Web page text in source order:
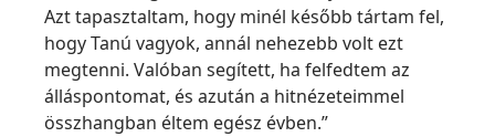
Azt tapasztaltam, hogy minél később tártam fel,
hogy Tanú vagyok, annál nehezebb volt ezt
megtenni. Valóban segített, ha felfedtem az
álláspontomat, és azután a hitnézeteimmel
összhangban éltem egész évben.”